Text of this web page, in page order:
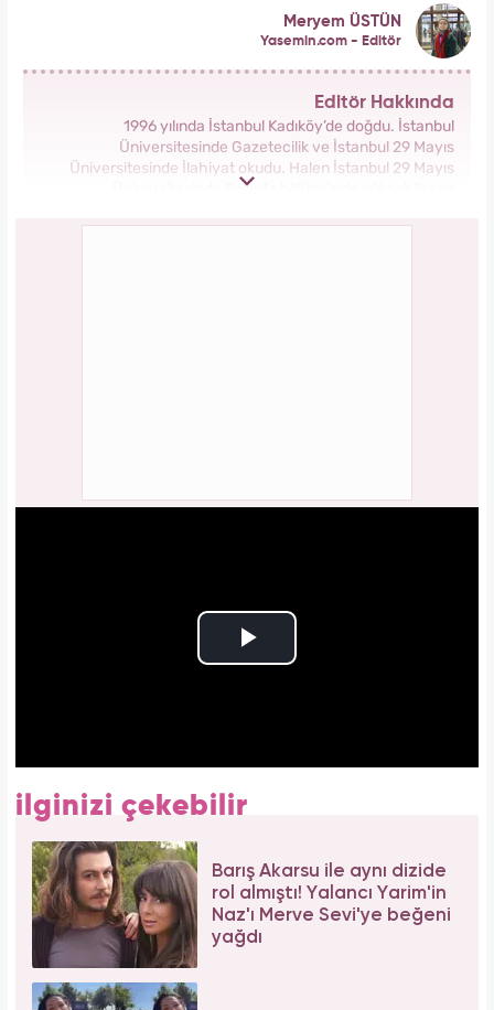
Meryem ÜSTÜN
Yasemin.com - Editör
Editör Hakkında
1996 yılında İstanbul Kadıköy’de doğdu. İstanbul
Üniversitesinde Gazetecilik ve İstanbul 29 Mayıs
Üniversitesinde İlahiyat okudu. Halen İstanbul 29 Mayıs
Üniversitesinde Felsefe bölümünde yüksek lisans
bünyesinde yer alan Yasemin.com kadın sitesinde İçerik
ilginizi çekebilir
Barış Akarsu ile aynı dizide
rol almıştı! Yalancı Yarim'in
Naz'ı Merve Sevi'ye beğeni
yağdı